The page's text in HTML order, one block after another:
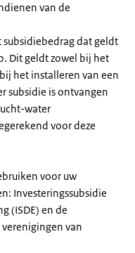
van de
subsidiebedrag dat geldt
Dit geldt zowel bij het
het installeren van een
subsidie is ontvangen
water
voor deze
voor uw
Investeringssubsidie
(ISDE) en de
van